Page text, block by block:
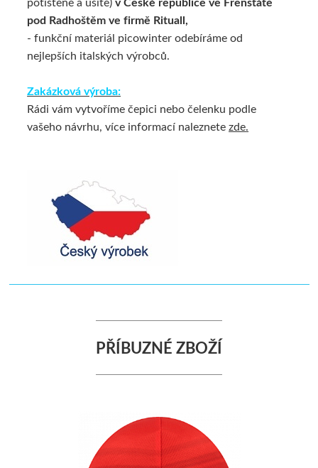
pod Radhoštěm ve firmě Rituall,
- funkční materiál picowinter odebíráme od
nejlepších italských výrobců.
Zakázková výroba:
Rádi vám vytvoříme čepici nebo čelenku podle
vašeho návrhu, více informací naleznetezde
PŘÍBUZNÉ ZBOŽÍ